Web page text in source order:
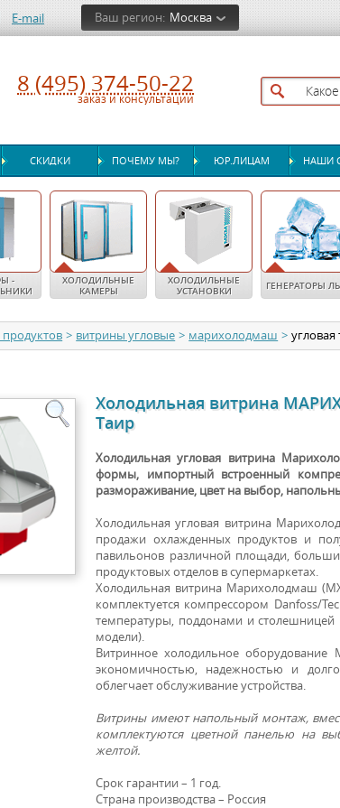
E-mail Ваш регион: Москва
8 (495) 374-50-22
заказ и консультации
СКИДКИ ПОЧЕМУ МЫ? ЮР.ЛИЦАМ НАШИ
-
ХОЛОДИЛЬНЫЕ
КАМЕРЫ
ХОЛОДИЛЬНЫЕ
УСТАНОВКИ
ГЕНЕРАТОРЫ
> витрины угловые > марихолодмаш > угловая
Холодильная витрина
Таир
Холодильная угловая витрина
формы, импортный встроенный
размораживание, цвет на выбор,
Холодильная угловая витрина
продажи охлажденных продуктов и
павильонов различной площади,
продуктовых отделов в супермаркетах.
Холодильная витрина Марихолодмаш
комплектуется компрессором Danfoss/
температуры, поддонами и
модели).
Витринное холодильное
экономичностью, надежностью и
облегчает обслуживание устройства.
Витрины имеют напольный монтаж,
комплектуются цветной панелью на
желтой.
Срок гарантии – 1 год.
Страна производства – Россия